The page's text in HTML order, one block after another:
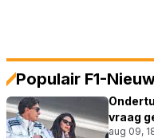
Populair F1-
vraag
aug 09,